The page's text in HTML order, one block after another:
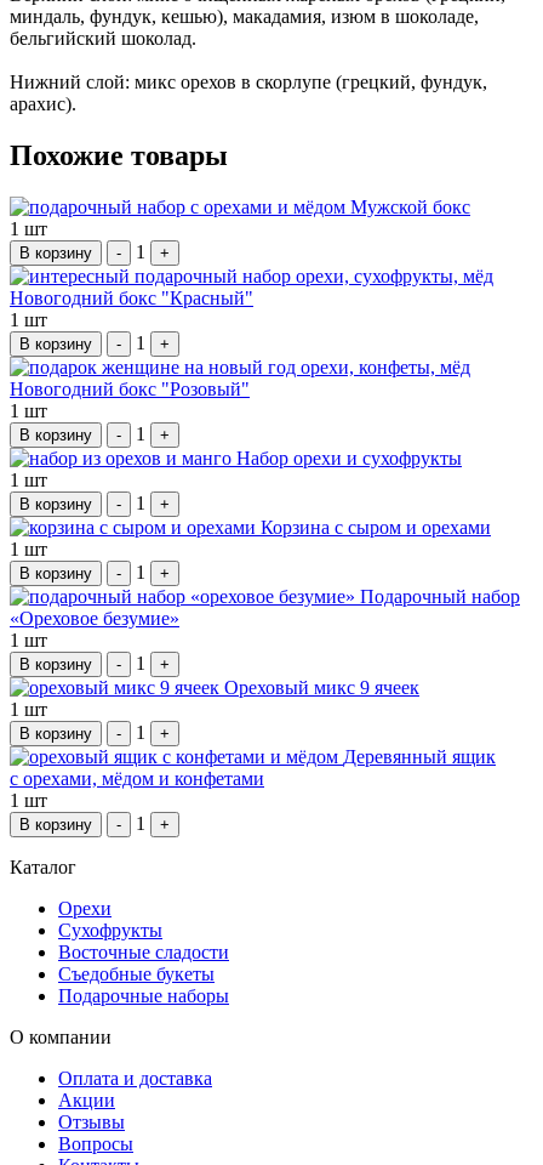
миндаль, фундук, кешью), макадамия, изюм в шоколаде,
бельгийский шоколад.
Нижний слой: микс орехов в скорлупе (грецкий, фундук,
арахис).
Похожие товары
Мужской бокс
1 шт
В корзину - 1 +
Новогодний бокс "Красный"
1 шт
В корзину - 1 +
Новогодний бокс "Розовый"
1 шт
В корзину - 1 +
Набор орехи и сухофрукты
1 шт
В корзину - 1 +
Корзина с сыром и орехами
1 шт
В корзину - 1 +
Подарочный набор
«Ореховое безумие»
1 шт
В корзину - 1 +
Ореховый микс 9 ячеек
1 шт
В корзину - 1 +
Деревянный ящик
с орехами, мёдом и конфетами
1 шт
В корзину - 1 +
Каталог
Орехи
Сухофрукты
Восточные сладости
Съедобные букеты
Подарочные наборы
О компании
Оплата и доставка
Акции
Отзывы
Вопросы